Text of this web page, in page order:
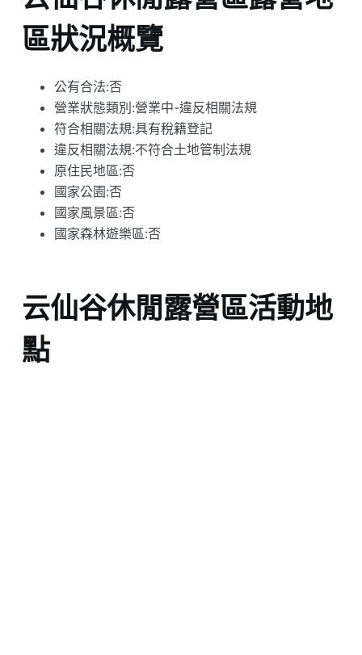
區狀況概覽
公有合法:否
營業狀態類別:營業中-違反相關法規
符合相關法規:具有稅籍登記
違反相關法規:不符合土地管制法規
原住民地區:否
國家公園:否
國家風景區:否
國家森林遊樂區:否
云仙谷休閒露營區活動地
點